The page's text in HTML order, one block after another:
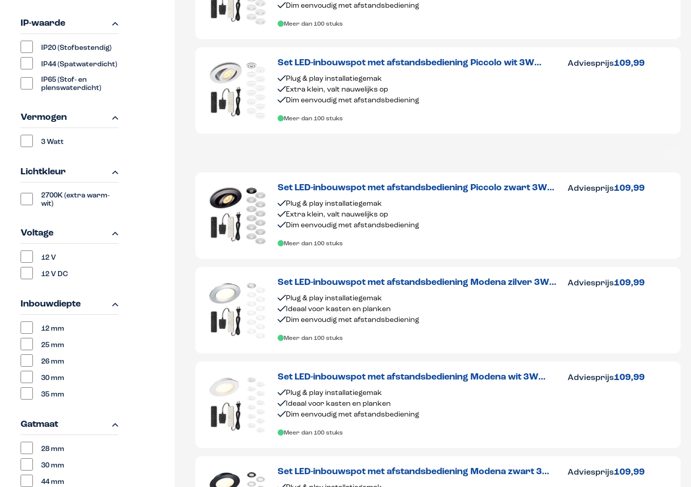
IP-waarde
IP20 (Stofbestendig)
IP44 (Spatwaterdicht)
IP65 (Stof- en
plenswaterdicht)
Vermogen
3 Watt
Lichtkleur
2700K (extra warm-
wit)
Voltage
12 V
12 V DC
Inbouwdiepte
12 mm
25 mm
26 mm
30 mm
35 mm
Gatmaat
28 mm
30 mm
44 mm
Dim eenvoudig met afstandsbediening
Meer dan 100 stuks
Set LED-inbouwspot met afstandsbediening Piccolo wit 3W
dimbaar 1-12 stuks
Plug & play installatiegemak
Extra klein, valt nauwelijks op
Dim eenvoudig met afstandsbediening
Meer dan 100 stuks
Adviesprijs109,99
Set LED-inbouwspot met afstandsbediening Piccolo zwart 3W
dimbaar 1-12 stuks
Plug & play installatiegemak
Extra klein, valt nauwelijks op
Dim eenvoudig met afstandsbediening
Meer dan 100 stuks
Adviesprijs109,99
Set LED-inbouwspot met afstandsbediening Modena zilver 3W
dimbaar 1-12 stuks
Plug & play installatiegemak
Ideaal voor kasten en planken
Dim eenvoudig met afstandsbediening
Meer dan 100 stuks
Adviesprijs109,99
Set LED-inbouwspot met afstandsbediening Modena wit 3W
dimbaar 1-12 stuks
Plug & play installatiegemak
Ideaal voor kasten en planken
Dim eenvoudig met afstandsbediening
Meer dan 100 stuks
Adviesprijs109,99
Set LED-inbouwspot met afstandsbediening Modena zwart 3W
dimbaar 1-12 stuks
Adviesprijs109,99